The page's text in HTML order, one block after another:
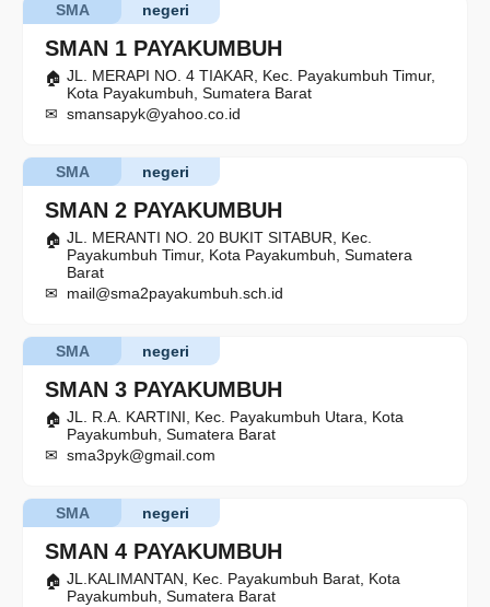
SMAN 1 PAYAKUMBUH
negeri
SMA
JL. MERAPI NO. 4 TIAKAR, Kec. Payakumbuh Timur,
Kota Payakumbuh, Sumatera Barat
smansapyk@yahoo.co.id
SMAN 2 PAYAKUMBUH
negeri
SMA
JL. MERANTI NO. 20 BUKIT SITABUR, Kec.
Payakumbuh Timur, Kota Payakumbuh, Sumatera
Barat
mail@sma2payakumbuh.sch.id
SMAN 3 PAYAKUMBUH
negeri
SMA
JL. R.A. KARTINI, Kec. Payakumbuh Utara, Kota
Payakumbuh, Sumatera Barat
sma3pyk@gmail.com
SMAN 4 PAYAKUMBUH
negeri
SMA
JL.KALIMANTAN, Kec. Payakumbuh Barat, Kota
Payakumbuh, Sumatera Barat